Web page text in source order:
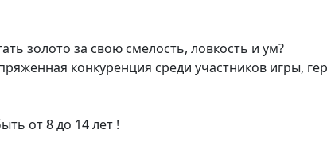
золото за свою смелость, ловкость и ум?
конкуренция среди участников игры,
от 8 до 14 лет !